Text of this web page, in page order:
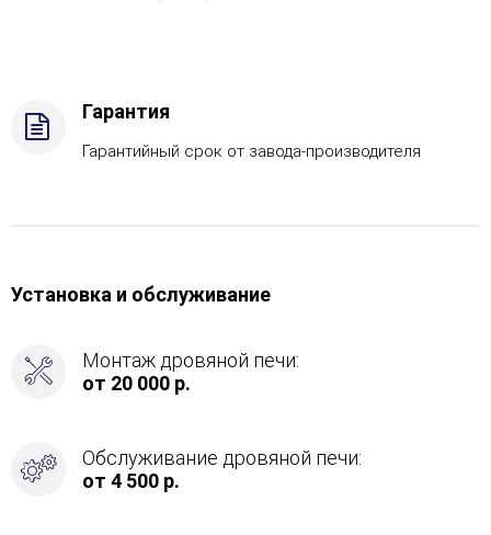
Боковое
подключение
дымохода
Гарантия
Гарантийный срок от завода-производителя
Установка и обслуживание
Монтаж дровяной печи:
от 20 000 р.
Обслуживание дровяной печи:
от 4 500 р.